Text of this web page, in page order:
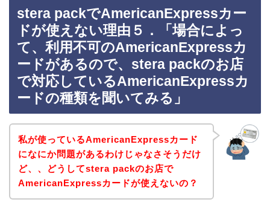
stera packでAmericanExpressカー
ドが使えない理由５．「場合によっ
て、利用不可のAmericanExpressカ
ードがあるので、stera packのお店
で対応しているAmericanExpressカ
ードの種類を聞いてみる」
私が使っているAmericanExpressカード
になにか問題があるわけじゃなさそうだけ
ど、、どうしてstera packのお店で
AmericanExpressカードが使えないの？